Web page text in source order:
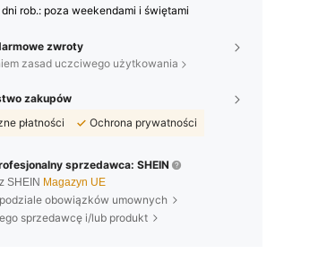
rob.: poza weekendami i świętami
zwroty
zasad uczciwego użytkowania
zakupów
płatności
Ochrona prywatności
sprzedawca: SHEIN
SHEIN Magazyn UE
obowiązków umownych
sprzedawcę i/lub produkt